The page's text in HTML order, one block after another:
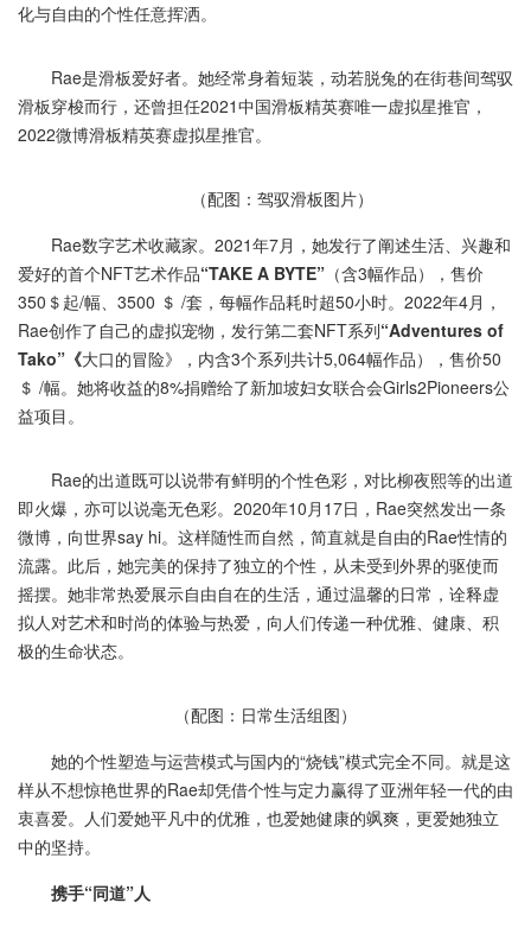
化与自由的个性任意挥洒。
Rae是滑板爱好者。她经常身着短装，动若脱兔的在街巷间驾驭
滑板穿梭而行，还曾担任2021中国滑板精英赛唯一虚拟星推官，
2022微博滑板精英赛虚拟星推官。
（配图：驾驭滑板图片）
Rae数字艺术收藏家。2021年7月，她发行了阐述生活、兴趣和
爱好的首个NFT艺术作品“TAKE A BYTE” （含3幅作品），售价
350＄起/幅、3500 ＄ /套，每幅作品耗时超50小时。2022年4月，
Rae创作了自己的虚拟宠物，发行第二套NFT系列“Adventures of
Tako”《大口的冒险》，内含3个系列共计5,064幅作品），售价50
＄ /幅。她将收益的8%捐赠给了新加坡妇女联合会Girls2Pioneers公
益项目。
Rae的出道既可以说带有鲜明的个性色彩，对比柳夜熙等的出道
即火爆，亦可以说毫无色彩。2020年10月17日，Rae突然发出一条
微博，向世界say hi。这样随性而自然，简直就是自由的Rae性情的
流露。此后，她完美的保持了独立的个性，从未受到外界的驱使而
摇摆。她非常热爱展示自由自在的生活，通过温馨的日常，诠释虚
拟人对艺术和时尚的体验与热爱，向人们传递一种优雅、健康、积
极的生命状态。
（配图：日常生活组图）
她的个性塑造与运营模式与国内的“烧钱”模式完全不同。就是这
样从不想惊艳世界的Rae却凭借个性与定力赢得了亚洲年轻一代的由
衷喜爱。人们爱她平凡中的优雅，也爱她健康的飒爽，更爱她独立
中的坚持。
携手“同道”人